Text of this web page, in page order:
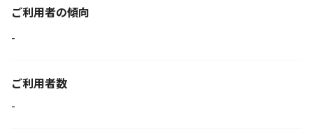
ご利用者の傾向
-
ご利用者数
-